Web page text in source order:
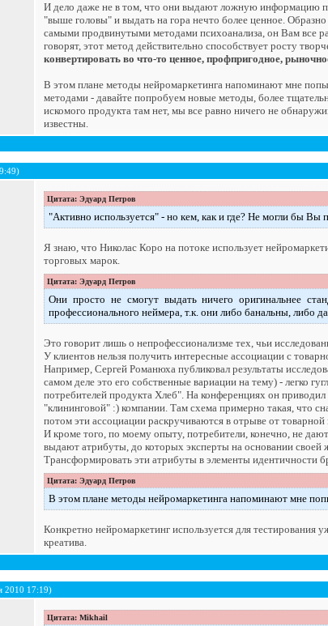
И дело даже не в том, что они выдают ложную информацию
"выше головы" и выдать на гора нечто более ценное.
самыми продвинутыми методами психоанализа, он Вам все
говорят, этот метод действительно способствует росту
конвертировать во что-то ценное, профпригодное,
В этом плане методы нейромаркетинга напоминают мне
методами - давайте попробуем новые методы, более
искомого продукта там нет, мы все равно ничего не
известны.
Цитата: Эдуард Петров
"Активно используется" - но кем, как и где? Не могли бы
Я знаю, что Николас Коро на потоке использует
торговых марок.
Цитата: Эдуард Петров
Они просто не смогут выдать ничего оригинальнее
профессионального неймера, т.к. они либо банальны, либо
Это говорит лишь о непрофессионализме тех, чьи
У клиентов нельзя получить интересные ассоциации с
Например, Сергей Романюха публиковал результаты
самом деле это его собственные вариации на тему) - легко
потребителей продукта Хлеб". На конференциях он
"клининговой" :) компании. Там схема примерно такая, что
потом эти ассоциации раскручиваются в отрыве от товарной
И кроме того, по моему опыту, потребители, конечно, не
выдают атрибуты, до которых эксперты на основании своей
Трансформировать эти атрибуты в элементы идентичности
Цитата: Эдуард Петров
В этом плане методы нейромаркетинга напоминают мне
Конкретно нейромаркетинг используется для
креатива.
2010 17:19)
Цитата: Mikhail